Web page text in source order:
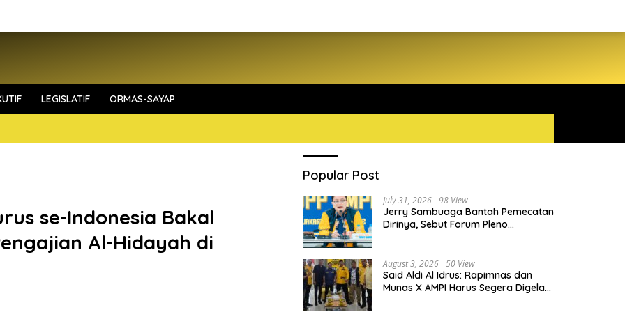
LEGISLATIF ORMAS-SAYAP
se-Indonesia Bakal
Al-Hidayah di
Popular Post
July 31, 2026 98 View
Jerry Sambuaga Bantah Pemecatan
Dirinya, Sebut Forum Pleno
August 3, 2026 50 View
Said Aldi Al Idrus: Rapimnas dan
Munas X AMPI Harus Segera Digelar